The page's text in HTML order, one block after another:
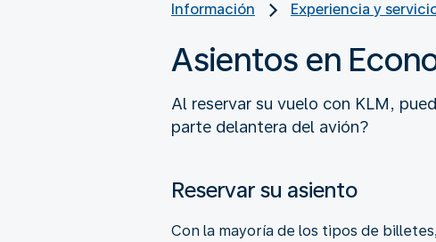
Información Experiencia y
Asientos en
Al reservar su vuelo con KLM,
parte delantera del avión?
Reservar su asiento
Con la mayoría de los tipos de